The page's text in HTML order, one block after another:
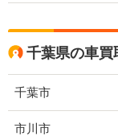
千葉県の車買
千葉市
市川市